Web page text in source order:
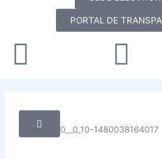
PORTAL DE
Facebook